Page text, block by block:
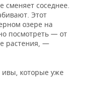
сменяет соседнее.
Этот
озере на
посмотреть — от
растения, —
ивы, которые уже